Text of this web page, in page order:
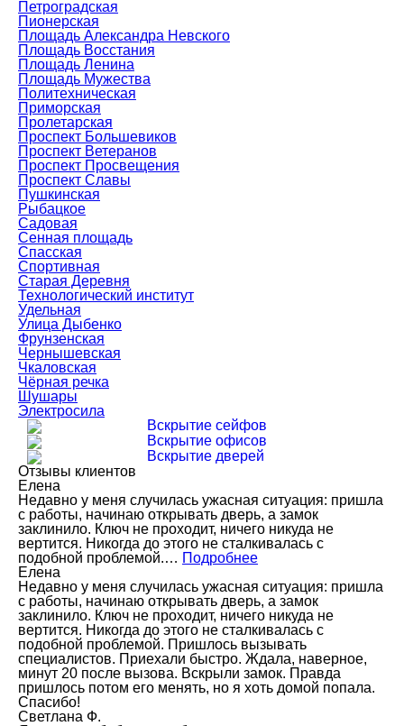
Петроградская
Пионерская
Площадь Александра Невского
Площадь Восстания
Площадь Ленина
Площадь Мужества
Политехническая
Приморская
Пролетарская
Проспект Большевиков
Проспект Ветеранов
Проспект Просвещения
Проспект Славы
Пушкинская
Рыбацкое
Садовая
Сенная площадь
Спасская
Спортивная
Старая Деревня
Технологический институт
Удельная
Улица Дыбенко
Фрунзенская
Чернышевская
Чкаловская
Чёрная речка
Шушары
Электросила
Вскрытие сейфов
Вскрытие офисов
Вскрытие дверей
Отзывы клиентов
Елена
Недавно у меня случилась ужасная ситуация: пришла
с работы, начинаю открывать дверь, а замок
заклинило. Ключ не проходит, ничего никуда не
вертится. Никогда до этого не сталкивалась с
подобной проблемой.… Подробнее
Елена
Недавно у меня случилась ужасная ситуация: пришла
с работы, начинаю открывать дверь, а замок
заклинило. Ключ не проходит, ничего никуда не
вертится. Никогда до этого не сталкивалась с
подобной проблемой. Пришлось вызывать
специалистов. Приехали быстро. Ждала, наверное,
минут 20 после вызова. Вскрыли замок. Правда
пришлось потом его менять, но я хоть домой попала.
Спасибо!
Светлана Ф.